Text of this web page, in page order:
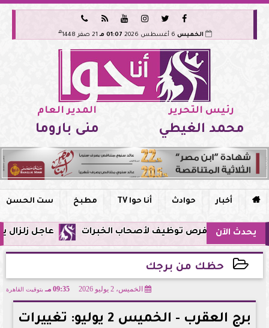






الخميس 01:07 مـ 21 صفر 1448 هـ
رئيس التحرير
محمد الغيطي
المدير العام
منى باروما
 أخبار حوادث أنا حوا TV مطبخ ست الحسن
يحدث الآن عاجل زلزال يشعر به سكان مصر فجر
حظك من برجك
الخميس، 2 يوليو 2026 09:35 مـ بتوقيت القاهرة
برج العقرب - الخميس 2 يوليو: تغييرات